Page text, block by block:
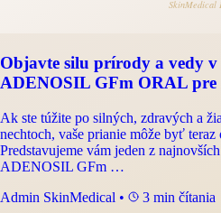
Objavte silu prírody a vedy
ADENOSIL GFm ORAL pre
Ak ste túžite po silných, zdravých a
nechtoch, vaše prianie môže byť
Predstavujeme vám jeden z
ADENOSIL GFm …
Admin SkinMedical • 3 min čítania